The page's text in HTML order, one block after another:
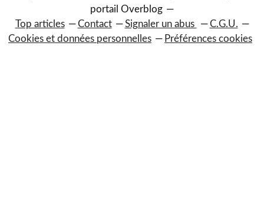
portail Overblog
Top articles
Contact Signaler un abus
C.G.U.
Cookies et données personnelles
Préférences cookies